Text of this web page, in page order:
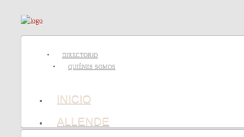
DIRECTORIO
QUIÉNES SOMOS
INICIO
ALLENDE